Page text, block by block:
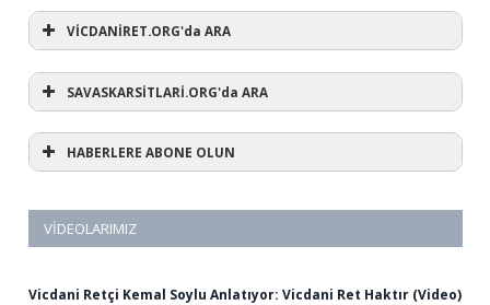
VİCDANİRET.ORG'da ARA
SAVASKARSİTLARİ.ORG'da ARA
HABERLERE ABONE OLUN
VIDEOLARIMIZ
Vicdani Retçi Kemal Soylu Anlatıyor: Vicdani Ret Haktır (Video)